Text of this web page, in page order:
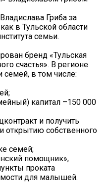
Гриба за
в Тульской области
семьи.
бренд «Тульская
счастья». В регионе
в том числе:
капитал –150 000
и получить
открытию собственного
семей;
помощник»,
проката
для малышей.